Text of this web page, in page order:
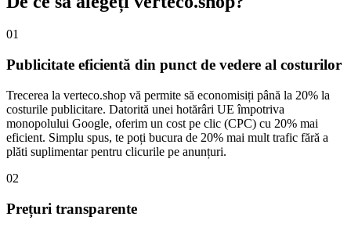
01
Publicitate eficientă din punct de vedere al costurilor
Trecerea la verteco.shop vă permite să economisiți până la 20% la
costurile publicitare. Datorită unei hotărâri UE împotriva
monopolului Google, oferim un cost pe clic (CPC) cu 20% mai
eficient. Simplu spus, te poți bucura de 20% mai mult trafic fără a
plăti suplimentar pentru clicurile pe anunțuri.
02
Prețuri transparente